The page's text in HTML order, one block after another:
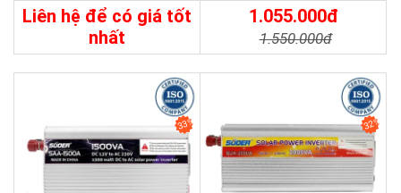
Đổi Điện 600W 12V Lên 220V
Chống Ngược Cực
Liên hệ để có giá tốt
nhất
650.000đ
Đặt Mua
Lên 220V - Máy Kích Điện
Sóng Sin Mô Phỏng
1.055.000đ
1.550.000đ
33% 32%